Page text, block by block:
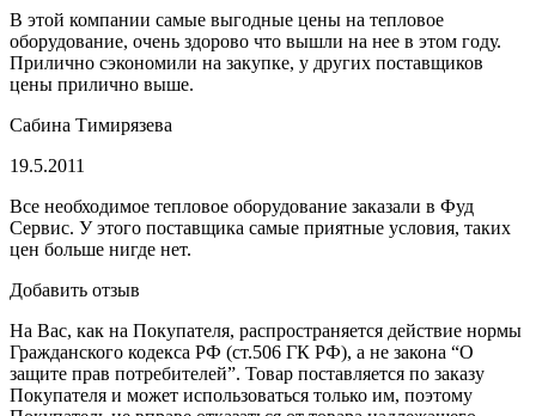
В этой компании самые выгодные цены на тепловое
оборудование, очень здорово что вышли на нее в этом году.
Прилично сэкономили на закупке, у других поставщиков
цены прилично выше.
Сабина Тимирязева
19.5.2011
Все необходимое тепловое оборудование заказали в Фуд
Сервис. У этого поставщика самые приятные условия, таких
цен больше нигде нет.
Добавить отзыв
На Вас, как на Покупателя, распространяется действие нормы
Гражданского кодекса РФ (ст.506 ГК РФ), а не закона “О
защите прав потребителей”. Товар поставляется по заказу
Покупателя и может использоваться только им, поэтому